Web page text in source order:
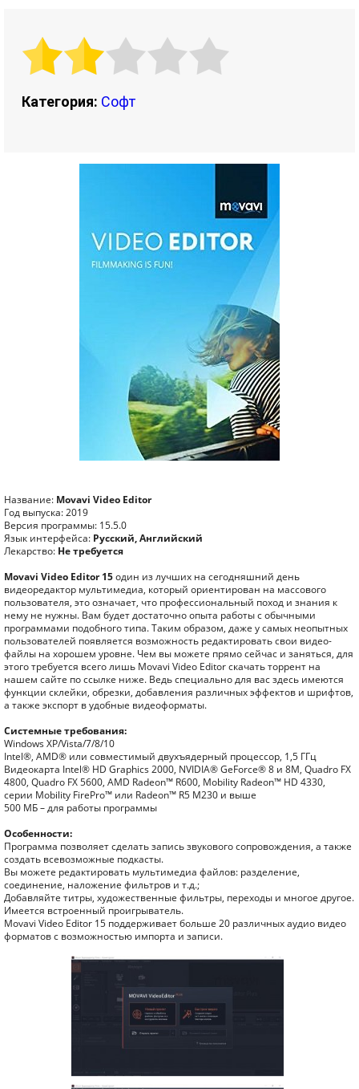
Категория: Софт
Название: Movavi Video Editor
Год выпуска: 2019
Версия программы: 15.5.0
Язык интерфейса: Русский, Английский
Лекарство: Не требуется
Movavi Video Editor 15один из лучших на сегодняшний день
видеоредактор мультимедиа, который ориентирован на массового
пользователя, это означает, что профессиональный поход и знания к
нему не нужны. Вам будет достаточно опыта работы с обычными
программами подобного типа. Таким образом, даже у самых неопытных
пользователей появляется возможность редактировать свои видео-
файлы на хорошем уровне. Чем вы можете прямо сейчас и заняться, для
этого требуется всего лишь Movavi Video Editor скачать торрент на
нашем сайте по ссылке ниже. Ведь специально для вас здесь имеются
функции склейки, обрезки, добавления различных эффектов и шрифтов,
а также экспорт в удобные видеоформаты.
Системные требования:
Windows XP/Vista/7/8/10
Intel®, AMD® или совместимый двухъядерный процессор, 1,5 ГГц
Видеокарта Intel® HD Graphics 2000, NVIDIA® GeForce® 8 и 8M, Quadro FX
4800, Quadro FX 5600, AMD Radeon™ R600, Mobility Radeon™ HD 4330,
серии Mobility FirePro™ или Radeon™ R5 M230 и выше
500 МБ – для работы программы
Особенности:
Программа позволяет сделать запись звукового сопровождения, а также
создать всевозможные подкасты.
Вы можете редактировать мультимедиа файлов: разделение,
соединение, наложение фильтров и т.д.;
Добавляйте титры, художественные фильтры, переходы и многое другое.
Имеется встроенный проигрыватель.
Movavi Video Editor 15 поддерживает больше 20 различных аудио видео
форматов с возможностью импорта и записи.